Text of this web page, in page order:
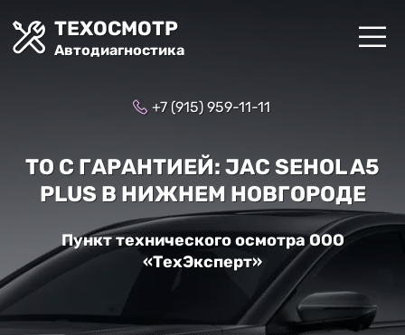
ТЕХОСМОТР
Автодиагностика
+7 (915) 959-11-11
ТО С ГАРАНТИЕЙ: JAC SEHOL A5
PLUS В НИЖНЕМ НОВГОРОДЕ
Пункт технического осмотра ООО
«ТехЭксперт»